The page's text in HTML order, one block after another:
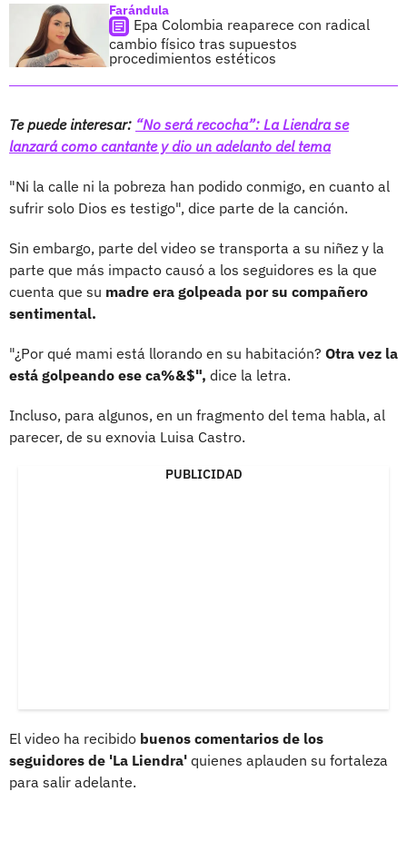
Farándula
Epa Colombia reaparece con radical
cambio físico tras supuestos
procedimientos estéticos
Te puede interesar: “No será recocha”: La Liendra se
lanzará como cantante y dio un adelanto del tema
"Ni la calle ni la pobreza han podido conmigo, en cuanto al
sufrir solo Dios es testigo", dice parte de la canción.
Sin embargo, parte del video se transporta a su niñez y la
parte que más impacto causó a los seguidores es la que
cuenta que su madre era golpeada por su compañero
sentimental.
"¿Por qué mami está llorando en su habitación? Otra vez la
está golpeando ese ca%&$", dice la letra.
Incluso, para algunos, en un fragmento del tema habla, al
parecer, de su exnovia Luisa Castro.
PUBLICIDAD
El video ha recibido buenos comentarios de los
seguidores de 'La Liendra' quienes aplauden su fortaleza
para salir adelante.